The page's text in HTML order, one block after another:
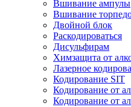
Вшивание ампулы
Вшивание
Двойной блок
Раскодироваться
Дисульфирам
Химзащита от
Лазерное
Кодирование SIT
Кодирование от
Кодирование от